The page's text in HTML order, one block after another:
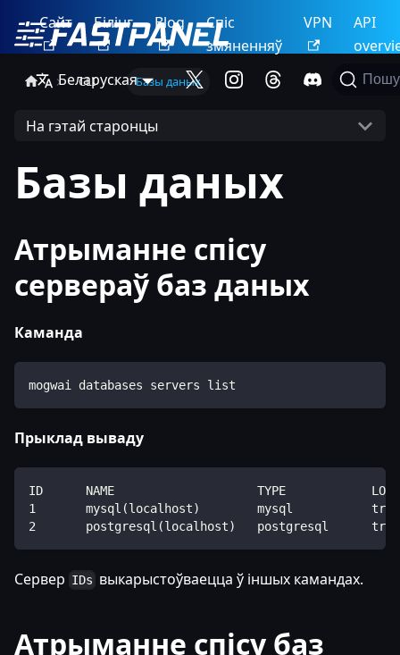
Сайт Білінг Blog
Спіс
змяненняў
VPN
API
Беларуская
CLI Базы даных
На гэтай старонцы
Базы даных
Атрыманне спісу
сервераў баз даных
Каманда
mogwai databases servers list
Прыклад вываду
ID      NAME                    TYPE            LOCAL
1       mysql(localhost)        mysql
2       postgresql(localhost)   postgresql
Сервер IDs выкарыстоўваецца ў іншых камандах.
Атрыманне спісу баз